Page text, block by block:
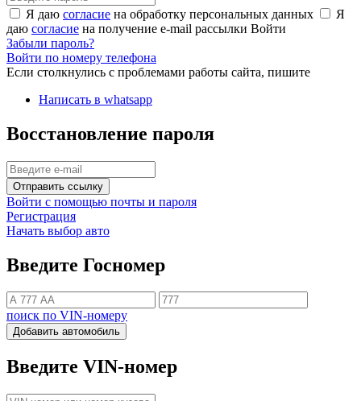
Я даю согласие на обработку персональных данных
Я
даю согласие на получение e-mail рассылки Войти
Забыли пароль?
Войти по номеру телефона
Если столкнулись с проблемами работы сайта, пишите
Написать в whatsapp
Восстановление пароля
Отправить ссылку
Войти с помощью почты и пароля
Регистрация
Начать выбор авто
Введите Госномер
поиск по VIN-номеру
Добавить автомобиль
Введите VIN-номер